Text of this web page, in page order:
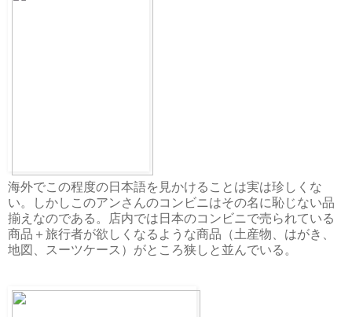
海外でこの程度の日本語を見かけることは実は珍しくな
い。しかしこのアンさんのコンビニはその名に恥じない品
揃えなのである。店内では日本のコンビニで売られている
商品＋旅行者が欲しくなるような商品（土産物、はがき、
地図、スーツケース）がところ狭しと並んでいる。